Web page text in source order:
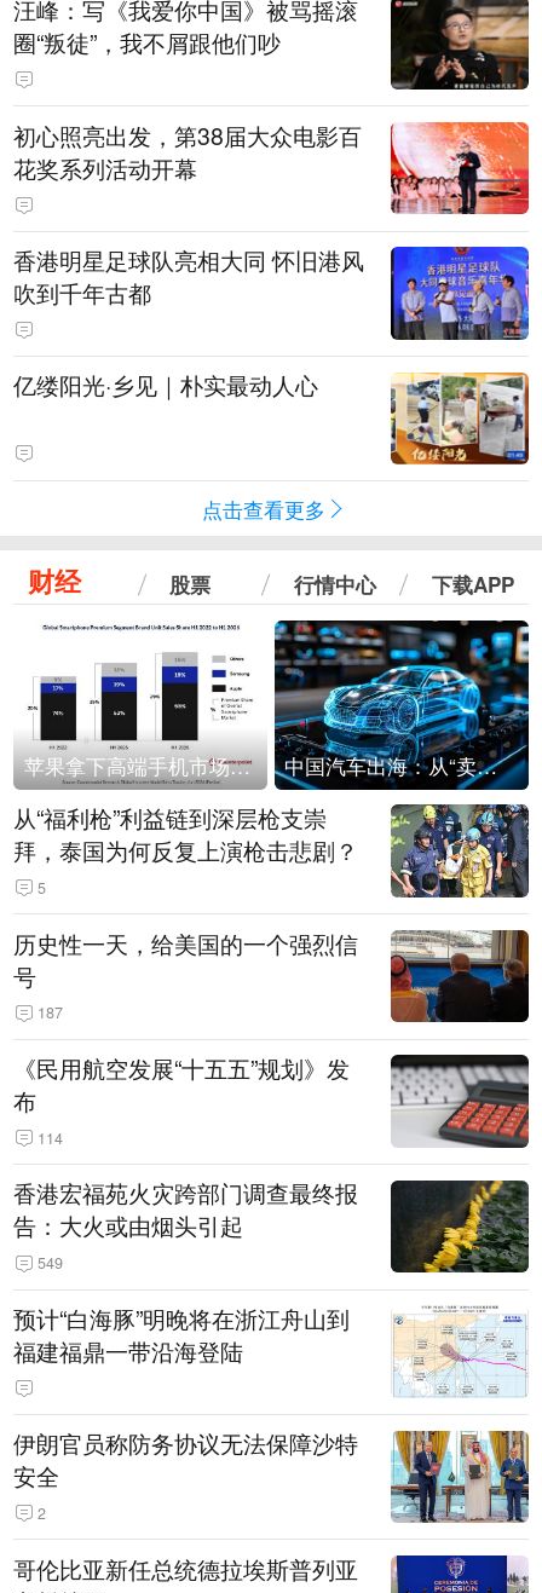
汪峰：写《我爱你中国》被骂摇滚
圈“叛徒”，我不屑跟他们吵
初心照亮出发，第38届大众电影百
花奖系列活动开幕
香港明星足球队亮相大同 怀旧港风
吹到千年古都
亿缕阳光·乡见｜朴实最动人心
点击查看更多
财经 股票 行情中心 下载APP
苹果拿下高端手机市场65%的份额：iPhone 17系列功不可没 中国汽车出海：从“卖出去”到“走进去”
从“福利枪”利益链到深层枪支崇
拜，泰国为何反复上演枪击悲剧？
5
历史性一天，给美国的一个强烈信
号
187
《民用航空发展“十五五”规划》发
布
114
香港宏福苑火灾跨部门调查最终报
告：大火或由烟头引起
549
预计“白海豚”明晚将在浙江舟山到
福建福鼎一带沿海登陆
伊朗官员称防务协议无法保障沙特
安全
2
哥伦比亚新任总统德拉埃斯普列亚